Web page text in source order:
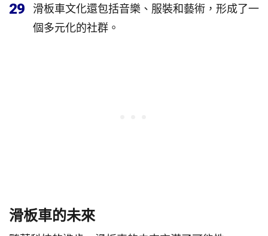
29
滑板車文化還包括音樂、服裝和藝術，形成了一
個多元化的社群。
滑板車的未來